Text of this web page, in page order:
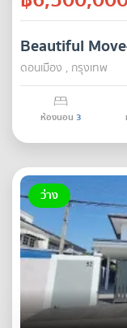
Beautiful
ดอนเมือง , กรุงเทพ
ห้องนอน 3
ว่าง